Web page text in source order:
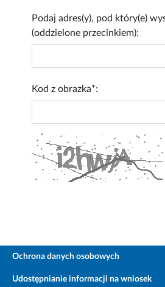
Podaj adres(y), pod który(e)
(oddzielone przecinkiem):
Kod z obrazka*:
Ochrona danych osobowych
Udostępnianie informacji na wniosek